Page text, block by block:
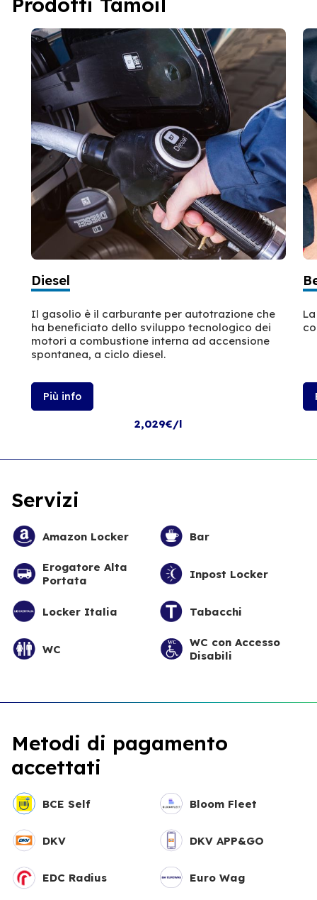
Diesel
Il gasolio è il carburante per autotrazione che
ha beneficiato dello sviluppo tecnologico dei
motori a combustione interna ad accensione
spontanea, a ciclo diesel.
Più info
2,029€/l
Servizi
Amazon Locker Bar
Erogatore Alta
Portata
Inpost Locker
Locker Italia Tabacchi
WC
WC con Accesso
Disabili
Metodi di pagamento
accettati
BCE Self Bloom Fleet
DKV DKV APP&GO
EDC Radius Euro Wag